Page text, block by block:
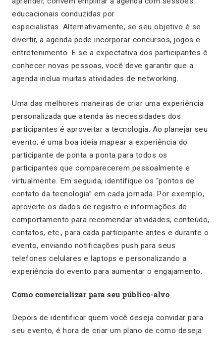
educacionais conduzidas por
especialistas. Alternativamente, se seu objetivo é se
divertir, a agenda pode incorporar concursos, jogos e
entretenimento. E se a expectativa dos participantes é
conhecer novas pessoas, você deve garantir que a
agenda inclua muitas atividades de networking.
Uma das melhores maneiras de criar uma experiência
personalizada que atenda às necessidades dos
participantes é aproveitar a tecnologia. Ao planejar seu
evento, é uma boa ideia mapear a experiência do
participante de ponta a ponta para todos os
participantes que comparecerem pessoalmente e
virtualmente. Em seguida, identifique os “pontos de
contato da tecnologia” em cada jornada. Por exemplo,
aproveite os dados de registro e informações de
comportamento para recomendar atividades, conteúdo,
contatos, etc., para cada participante antes e durante o
evento, enviando notificações push para seus
telefones celulares e laptops e personalizando a
experiência do evento para aumentar o engajamento.
Como comercializar para seu público-alvo
Depois de identificar quem você deseja convidar para
seu evento, é hora de criar um plano de como deseja